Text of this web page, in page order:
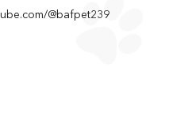
@bafpet239